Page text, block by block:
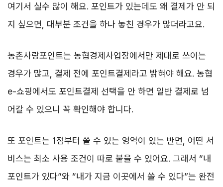
여기서 실수 많이 해요. 포인트가 있는데도 왜 결제가 안 되
지 싶으면, 대부분 조건을 하나 놓친 경우가 많더라고요.
농촌사랑포인트는 농협경제사업장에서만 제대로 쓰이는
경우가 많고, 결제 전에 포인트결제라고 밝혀야 해요. 농협
e-쇼핑에서도 포인트결제 선택을 안 하면 일반 결제로 넘
어갈 수 있으니 꼭 확인해야 합니다.
또 포인트는 1점부터 쓸 수 있는 영역이 있는 반면, 어떤 서
비스는 최소 사용 조건이 따로 붙을 수 있어요. 그래서 “내
포인트가 있다”와 “내가 지금 이곳에서 쓸 수 있다”는 완전